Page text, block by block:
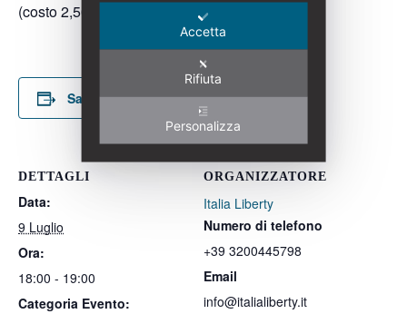
(costo 2,50€ a persona)
Salva nel tuo calendario
DETTAGLI
Data:
9 Luglio
Ora:
18:00 - 19:00
Categoria Evento:
ORGANIZZATORE
Italia Liberty
Numero di telefono
+39 3200445798
Email
info@italialiberty.it
Accetta
Rifiuta
Personalizza